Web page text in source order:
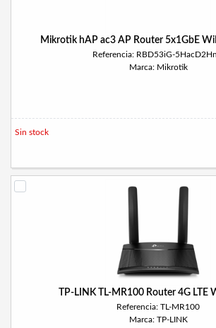
Mikrotik hAP ac3 AP Router 5x1GbE
Referencia: RBD53iG-
Marca: Mikrotik
Sin stock
TP-LINK TL-MR100 Router 4G LTE
Referencia: TL-MR100
Marca: TP-LINK